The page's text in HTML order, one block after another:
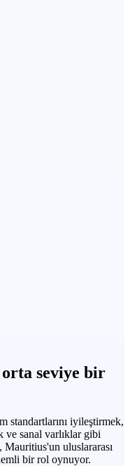
seviye bir
standartlarını iyileştirmek,
ve sanal varlıklar gibi
Mauritius'un uluslararası
bir rol oynuyor.